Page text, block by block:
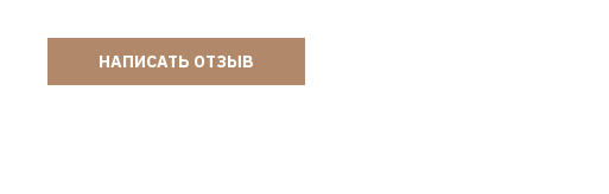
НАПИСАТЬ ОТЗЫВ